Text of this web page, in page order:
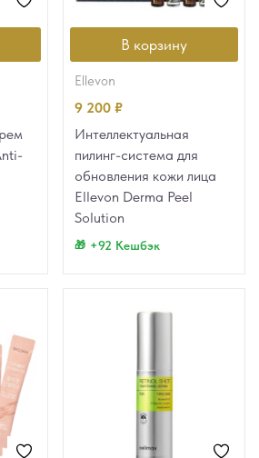
В корзину
ellevon
9 200 ₽
Интеллектуальная
пилинг-система для
обновления кожи лица
Ellevon Derma Peel
Solution
+92 Кешбэк